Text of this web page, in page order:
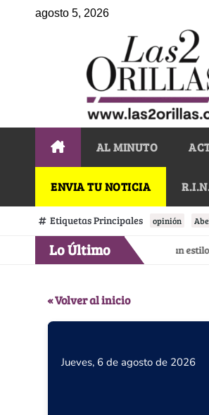
agosto 5, 2026
AL MINUTO
ENVIA TU NOTICIA
Etiquetas Principales opinión
Lo Último
en Bogotá Uribe impuso un estilo
« Volver al inicio